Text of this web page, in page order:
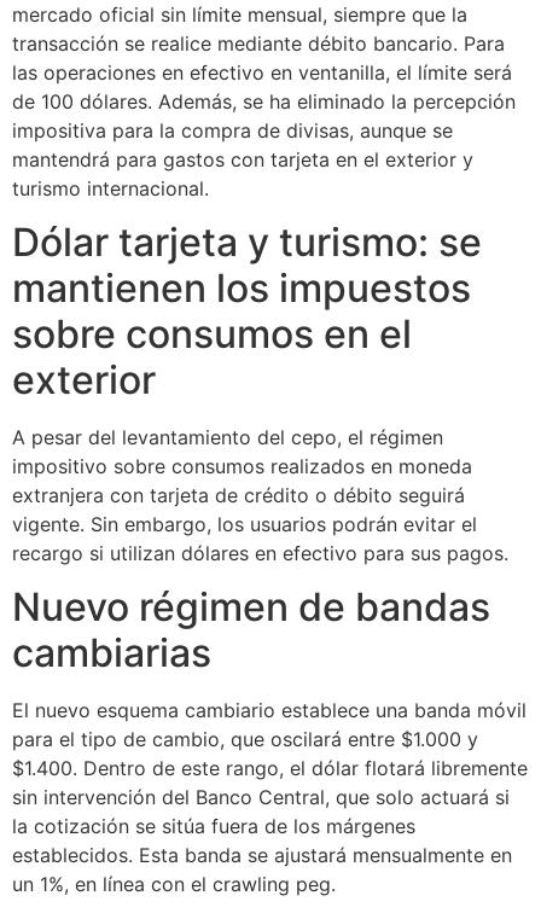
mercado oficial sin límite mensual, siempre que la
transacción se realice mediante débito bancario. Para
las operaciones en efectivo en ventanilla, el límite será
de 100 dólares. Además, se ha eliminado la percepción
impositiva para la compra de divisas, aunque se
mantendrá para gastos con tarjeta en el exterior y
turismo internacional.
Dólar tarjeta y turismo: se
mantienen los impuestos
sobre consumos en el
exterior
A pesar del levantamiento del cepo, el régimen
impositivo sobre consumos realizados en moneda
extranjera con tarjeta de crédito o débito seguirá
vigente. Sin embargo, los usuarios podrán evitar el
recargo si utilizan dólares en efectivo para sus pagos.
Nuevo régimen de bandas
cambiarias
El nuevo esquema cambiario establece una banda móvil
para el tipo de cambio, que oscilará entre $1.000 y
$1.400. Dentro de este rango, el dólar flotará libremente
sin intervención del Banco Central, que solo actuará si
la cotización se sitúa fuera de los márgenes
establecidos. Esta banda se ajustará mensualmente en
un 1%, en línea con el crawling peg.